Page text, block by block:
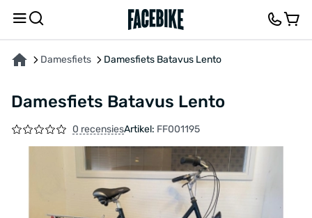
Damesfiets Damesfiets Batavus Lento
Damesfiets Batavus Lento
0 recensiesArtikel: FF001195
OVER HET PRODUCT KENMERKENFEEDBACK EN VRAGEN